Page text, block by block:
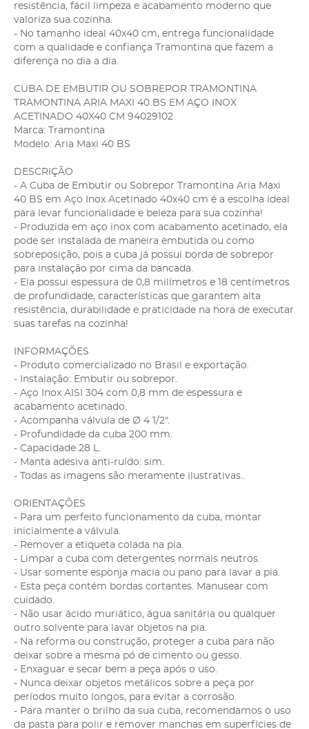
resistência, fácil limpeza e acabamento moderno que
valoriza sua cozinha.
- No tamanho ideal 40x40 cm, entrega funcionalidade
com a qualidade e confiança Tramontina que fazem a
diferença no dia a dia.
CUBA DE EMBUTIR OU SOBREPOR TRAMONTINA
TRAMONTINA ARIA MAXI 40 BS EM AÇO INOX
ACETINADO 40X40 CM 94029102
Marca: Tramontina
Modelo: Aria Maxi 40 BS
DESCRIÇÃO
- A Cuba de Embutir ou Sobrepor Tramontina Aria Maxi
40 BS em Aço Inox Acetinado 40x40 cm é a escolha ideal
para levar funcionalidade e beleza para sua cozinha!
- Produzida em aço inox com acabamento acetinado, ela
pode ser instalada de maneira embutida ou como
sobreposição, pois a cuba já possui borda de sobrepor
para instalação por cima da bancada.
- Ela possui espessura de 0,8 milímetros e 18 centímetros
de profundidade, características que garantem alta
resistência, durabilidade e praticidade na hora de executar
suas tarefas na cozinha!
INFORMAÇÕES
- Produto comercializado no Brasil e exportação.
- Instalação: Embutir ou sobrepor.
- Aço Inox AISI 304 com 0,8 mm de espessura e
acabamento acetinado.
- Acompanha válvula de Ø 4 1/2".
- Profundidade da cuba 200 mm.
- Capacidade 28 L.
- Manta adesiva anti-ruído: sim.
- Todas as imagens são meramente ilustrativas..
ORIENTAÇÕES
- Para um perfeito funcionamento da cuba, montar
inicialmente a válvula.
- Remover a etiqueta colada na pia.
- Limpar a cuba com detergentes normais neutros.
- Usar somente esponja macia ou pano para lavar a pia.
- Esta peça contém bordas cortantes. Manusear com
cuidado.
- Não usar ácido muriático, água sanitária ou qualquer
outro solvente para lavar objetos na pia.
- Na reforma ou construção, proteger a cuba para não
deixar sobre a mesma pó de cimento ou gesso.
- Enxaguar e secar bem a peça após o uso.
- Nunca deixar objetos metálicos sobre a peça por
períodos muito longos, para evitar a corrosão.
- Para manter o brilho da sua cuba, recomendamos o uso
da pasta para polir e remover manchas em superfícies de